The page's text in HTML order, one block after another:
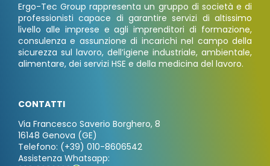
Ergo-Tec Group rappresenta un gruppo di società e di
professionisti capace di garantire servizi di altissimo
livello alle imprese e agli imprenditori di formazione,
consulenza e assunzione di incarichi nel campo della
sicurezza sul lavoro, dell’igiene industriale, ambientale,
alimentare, dei servizi HSE e della medicina del lavoro.
CONTATTI
Via Francesco Saverio Borghero, 8
16148 Genova (GE)
Telefono: (+39) 010-8606542
Assistenza Whatsapp: